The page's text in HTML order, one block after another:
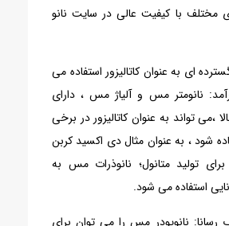
با کیفیت عالی در سایت نانو
ای به عنوان کاتالیزور استفاده می
نانومتر مس و آلیاژ مس ، دارای
،می تواند به عنوان کاتالیزور در برخی
شود ، به عنوان مثال دی اکسید کربن
تولید متانول؛ نانوذرات مس به
استفاده می شود.
رسانا: نانوپودر مس را می توان برای